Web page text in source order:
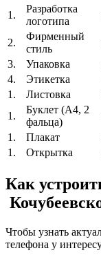
1.
Разработка
логотипа
2.
Фирменный
стиль
3.
Упаковка
4.
Этикетка
1.
Листовка
1.
Буклет (A4, 2
фальца)
1.
Плакат
1.
Открытка
Как
Чтобы узнать
телефона у